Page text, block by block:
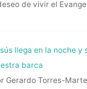
de vivir el
llega en la noche y
barca
Gerardo Torres-